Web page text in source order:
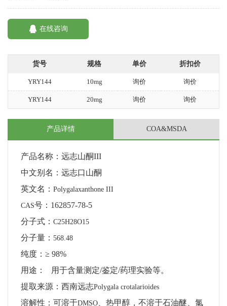
在线咨询
货号 规格 单价 折扣价
YRY144 10mg 询价 询价
YRY144 20mg 询价 询价
产品详情 COA&MSDA
产品名称：远志山酮III
中文别名：远志口山酮
英文名： Polygalaxanthone III
CAS号： 162857-78-5
分子式： C25H28O15
分子量： 568.48
纯度： ≥ 98%
用途：
用于含量测定/鉴定/药理实验等。
提取来源：西南远志Polygala crotalarioides
溶解性：可溶于DMSO 、热甲醇，不溶于石油醚、氯